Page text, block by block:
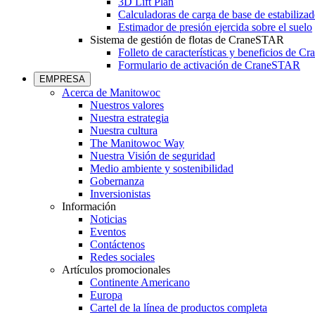
Calculadoras de carga de base de
Estimador de presión ejercida sobre el suelo
Sistema de gestión de flotas de CraneSTAR
Folleto de características y beneficios de
Formulario de activación de CraneSTAR
EMPRESA
Acerca de Manitowoc
Nuestros valores
Nuestra estrategia
Nuestra cultura
The Manitowoc Way
Nuestra Visión de seguridad
Medio ambiente y sostenibilidad
Gobernanza
Inversionistas
Información
Noticias
Eventos
Contáctenos
Redes sociales
Artículos promocionales
Continente Americano
Europa
Cartel de la línea de productos completa